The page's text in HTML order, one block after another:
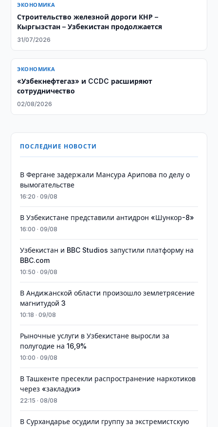
ЭКОНОМИКА
Строительство железной дороги КНР –
Кыргызстан – Узбекистан продолжается
31/07/2026
ЭКОНОМИКА
«Узбекнефтегаз» и CCDC расширяют
сотрудничество
02/08/2026
ПОСЛЕДНИЕ НОВОСТИ
В Фергане задержали Мансура Арипова по делу о
вымогательстве
16:20 · 09/08
В Узбекистане представили антидрон «Шункор-8»
16:00 · 09/08
Узбекистан и BBC Studios запустили платформу на
BBC.com
10:50 · 09/08
В Андижанской области произошло землетрясение
магнитудой 3
10:18 · 09/08
Рыночные услуги в Узбекистане выросли за
полугодие на 16,9%
10:00 · 09/08
В Ташкенте пресекли распространение наркотиков
через «закладки»
22:15 · 08/08
В Сурхандарье осудили группу за экстремистскую